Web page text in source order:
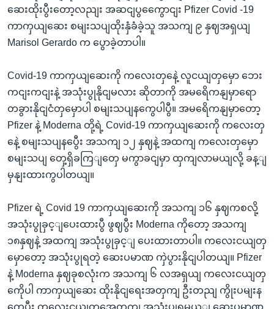
ဆေးထိုးပွီးတော့လညျး အဆငျပွကွေောငျး Pfizer Covid -19
ကာကှယျဆေး စမျးသပျထိုးနှံခံခဲ့သူ အသကျ ၉ နှဈအရှယျ
Marisol Gerardo က ပွောခဲ့တာပါ။
Covid-19 ကာကှယျဆေးကို ကလေးတှနေဲ့ လူငယျတှမှော ဘေး
ကငျးကငျးနဲ့ အသုံးပွုနိုငျမလား ဆိုတာကို အမရေိကနျမှာရော
တခွားနိုငျငံတှမှောပါ စမျးသပျနကွေပါပွီ။ အမရေိကနျမှာတော့
Pfizer နဲ့ Moderna တို့ရဲ့ Covid-19 ကာကှယျဆေးကို ကလေးတှ
နေဲ့ စမျးသပျနပွေီး အသကျ ၁၂ နှဈနဲ့ အထကျ ကလေးတှမှော
စမျးသပျ တှေ့ရှိခကြျတှေ မကွာခငျမှာ ထှကျလာမယျလို့ ခန့ျ
မှနျးထားကွပါတယျ။
Pfizer ရဲ့ Covid 19 ကာကှယျဆေးကို အသကျ ၁၆ နှဈကစလို့
အသုံးပွုခှင့ျပေးထားပွီ ဖွဈပွီး Moderna ကိုတော့ အသကျ
၁၈နှဈနဲ့ အထကျ အသုံးပွုခှင့ျ ပေးထားတာပါ။ ကလေးငယျတှ
မှောတော့ အသုံးပွုရတဲ့ ဆေးပမာဏ ကှဲပွားနိုငျပါတယျ။ Pfizer
နဲ့ Moderna နှဈခုစလုံးက အသကျ ၆ လအရှယျ ကလေးငယျတှ
ကေိုပါ ကာကှယျဆေး ထိုးနိုငျရေးအတှကျ ဦးတညျ ကွိုးပမျးန
ကွေပွီး ကလေးငယျတှအေတှကျ အသုံးပွုရမယ့ျ ဆေးပမာဏ